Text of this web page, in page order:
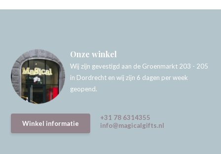
Onze winkel
Wij zijn gevestigd aan de Groenmarkt 203 - 205
in Dordrecht en wij zijn 6 dagen per week
geopend.
Winkel informatie
+31 78 6314355
info@magicalgifts.nl